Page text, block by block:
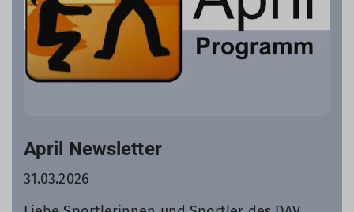
April Newsletter
31.03.2026